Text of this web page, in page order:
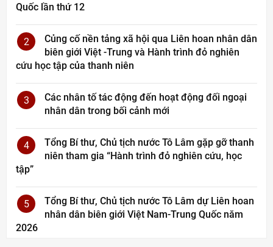
Quốc lần thứ 12
2
Củng cố nền tảng xã hội qua Liên hoan nhân dân
biên giới Việt -Trung và Hành trình đỏ nghiên
cứu học tập của thanh niên
3
Các nhân tố tác động đến hoạt động đối ngoại
nhân dân trong bối cảnh mới
4
Tổng Bí thư, Chủ tịch nước Tô Lâm gặp gỡ thanh
niên tham gia “Hành trình đỏ nghiên cứu, học
tập”
5
Tổng Bí thư, Chủ tịch nước Tô Lâm dự Liên hoan
nhân dân biên giới Việt Nam-Trung Quốc năm
2026